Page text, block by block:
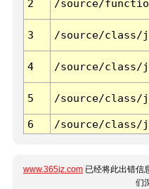
2 /source/
3 /source/class/
4 /source/class/
5 /source/class/
6 /source/class/
www.365jz.com 已经将此出错信
们